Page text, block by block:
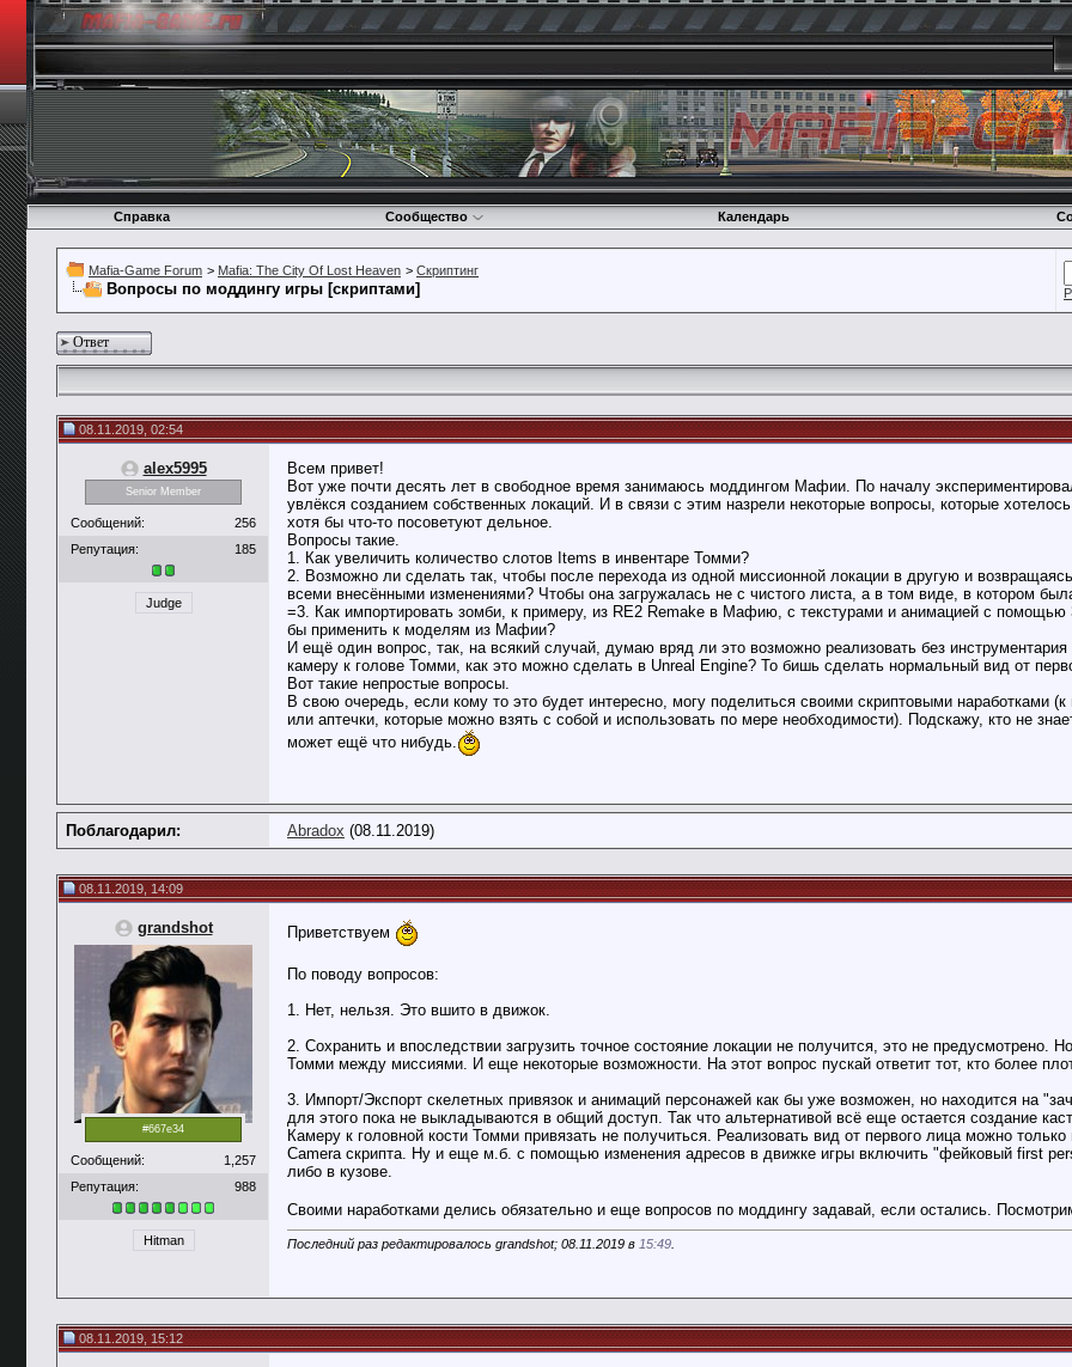
Справка Сообщество Календарь
Mafia-Game Forum > Mafia: The City Of Lost Heaven > Скриптинг
Вопросы по моддингу игры [скриптами]
Ответ
08.11.2019, 02:54
alex5995
Senior Member
Сообщений:
256
Репутация:
185
Judge
Всем привет!
Вот уже почти десять лет в свободное время занимаюсь моддингом Мафии. По началу
увлёкся созданием собственных локаций. И в связи с этим назрели некоторые вопросы, которые
хотя бы что-то посоветуют дельное.
Вопросы такие.
1. Как увеличить количество слотов Items в инвентаре Томми?
2. Возможно ли сделать так, чтобы после перехода из одной миссионной локации в другую и
всеми внесёнными изменениями? Чтобы она загружалась не с чистого листа, а в том виде, в котором
=3. Как импортировать зомби, к примеру, из RE2 Remake в Мафию, с текстурами и анимацией c
бы применить к моделям из Мафии?
И ещё один вопрос, так, на всякий случай, думаю вряд ли это возможно реализовать без
камеру к голове Томми, как это можно сделать в Unreal Engine? То бишь сделать нормальный вид от
Вот такие непростые вопросы.
В свою очередь, если кому то это будет интересно, могу поделиться своими скриптовыми наработками
или аптечки, которые можно взять с собой и использовать по мере необходимости). Подскажу, кто не
может ещё что нибудь.
Поблагодарил: Abradox (08.11.2019)
08.11.2019, 14:09
grandshot
#667e34
Сообщений:
1,257
Репутация:
988
Hitman
Приветствуем
По поводу вопросов:
1. Нет, нельзя. Это вшито в движок.
2. Сохранить и впоследствии загрузить точное состояние локации не получится, это не предусмотрено.
Томми между миссиями. И еще некоторые возможности. На этот вопрос пускай ответит тот, кто более
3. Импорт/Экспорт скелетных привязок и анимаций персонажей как бы уже возможен, но находится на
для этого пока не выкладываются в общий доступ. Так что альтернативой всё еще остается создание
Камеру к головной кости Томми привязать не получиться. Реализовать вид от первого лица можно
Camera скрипта. Ну и еще м.б. с помощью изменения адресов в движке игры включить "фейковый first
либо в кузове.
Своими наработками делись обязательно и еще вопросов по моддингу задавай, если остались.
Последний раз редактировалось grandshot; 08.11.2019 в 15:49
08.11.2019, 15:12